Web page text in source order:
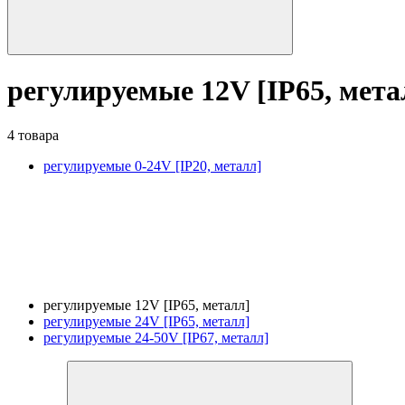
регулируемые 12V [IP65,
4 товара
регулируемые 0-24V [IP20, металл]
регулируемые 12V [IP65, металл]
регулируемые 24V [IP65, металл]
регулируемые 24-50V [IP67, металл]